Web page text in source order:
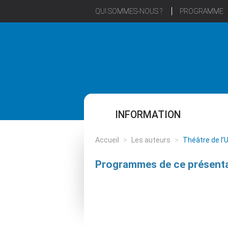
QUI SOMMES-NOUS ? PROGRAMME
INFORMATION
Accueil > Les auteurs > Théâtre de
Programmes de ce